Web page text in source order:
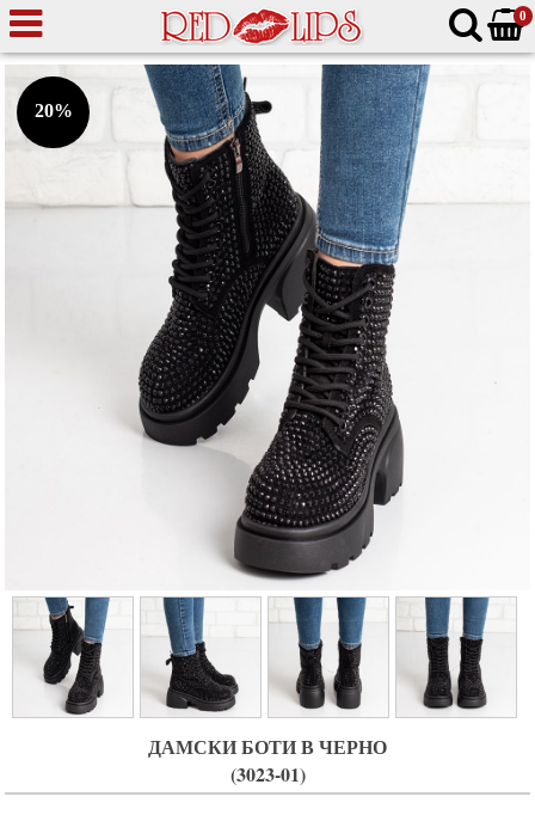
0
20%
ДАМСКИ БОТИ В ЧЕРНО
(3023-01)